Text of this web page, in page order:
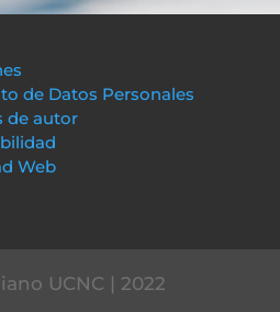
de Datos Personales
de autor
Web
UCNC | 2022